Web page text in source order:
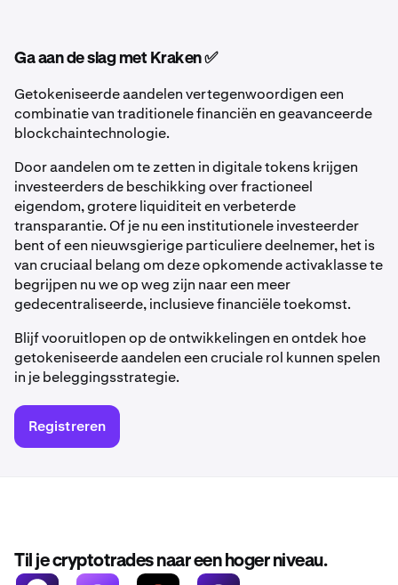
Ga aan de slag met Kraken ✅
Getokeniseerde aandelen vertegenwoordigen een
combinatie van traditionele financiën en geavanceerde
blockchaintechnologie.
Door aandelen om te zetten in digitale tokens krijgen
investeerders de beschikking over fractioneel
eigendom, grotere liquiditeit en verbeterde
transparantie. Of je nu een institutionele investeerder
bent of een nieuwsgierige particuliere deelnemer, het is
van cruciaal belang om deze opkomende activaklasse te
begrijpen nu we op weg zijn naar een meer
gedecentraliseerde, inclusieve financiële toekomst.
Blijf vooruitlopen op de ontwikkelingen en ontdek hoe
getokeniseerde aandelen een cruciale rol kunnen spelen
in je beleggingsstrategie.
Registreren
Til je cryptotrades naar een hoger niveau.